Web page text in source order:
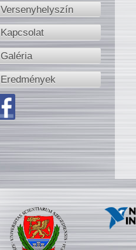
Versenyhelyszín
Kapcsolat
Galéria
Eredmények